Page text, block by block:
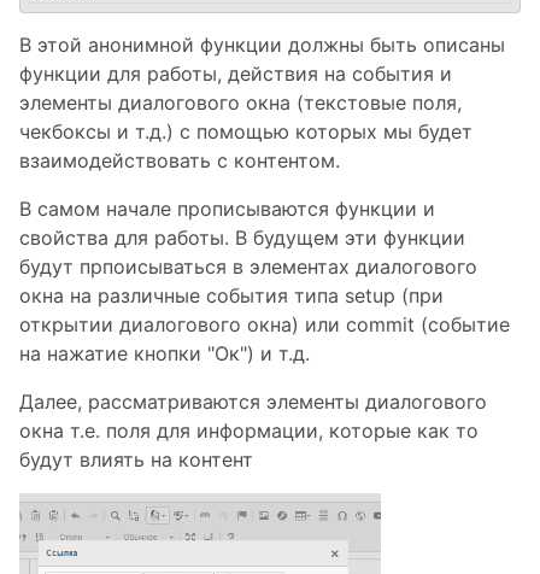
В этой анонимной функции должны быть описаны
функции для работы, действия на события и
элементы диалогового окна (текстовые поля,
чекбоксы и т.д.) с помощью которых мы будет
взаимодействовать с контентом.
В самом начале прописываются функции и
свойства для работы. В будущем эти функции
будут прпоисываться в элементах диалогового
окна на различные события типа setup (при
открытии диалогового окна) или commit (событие
на нажатие кнопки "Ок") и т.д.
Далее, рассматриваются элементы диалогового
окна т.е. поля для информации, которые как то
будут влиять на контент